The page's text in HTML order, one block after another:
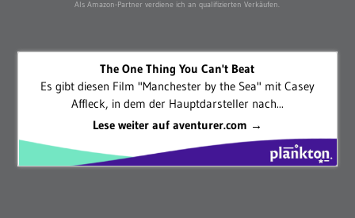
Als Amazon-Partner verdiene ich an qualifizierten Verkäufen.
The One Thing You Can't Beat
Es gibt diesen Film "Manchester by the Sea" mit Casey
Affleck, in dem der Hauptdarsteller nach...
Lese weiter auf aventurer.com →